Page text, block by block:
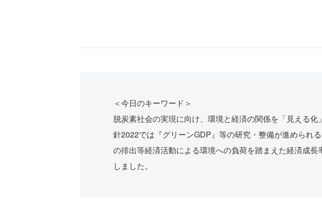
＜今日のキーワード＞
脱炭素社会の実現に向け、環境と経済の関係を「見える
針2022では『グリーンGDP』等の研究・整備が進められ
の排出等経済活動による環境への負荷を踏まえた経済成
しました。